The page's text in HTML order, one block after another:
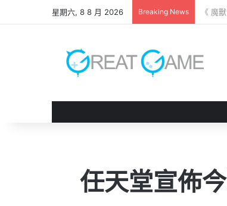
星期六, 8 8 月 2026 Breaking News 《 鬼
任天堂宣佈